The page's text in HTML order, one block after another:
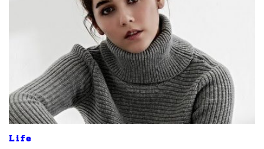
Life
ค้นหา
SHARE TWEET LINE EMAIL